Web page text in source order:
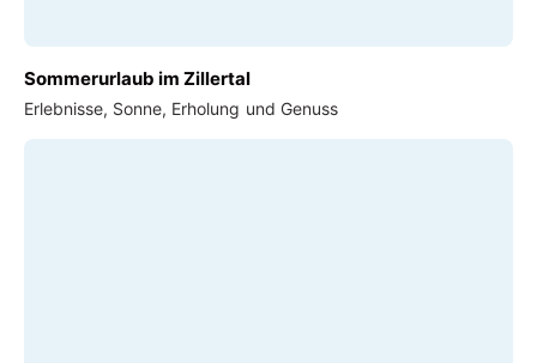
Sommerurlaub im Zillertal
Erlebnisse, Sonne, Erholung und Genuss